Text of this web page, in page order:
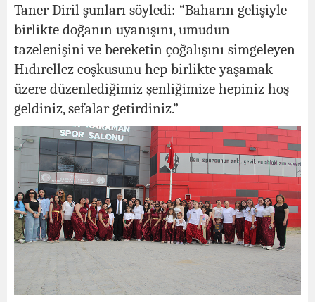
Taner Diril şunları söyledi: “Baharın gelişiyle
birlikte doğanın uyanışını, umudun
tazelenişini ve bereketin çoğalışını simgeleyen
Hıdırellez coşkusunu hep birlikte yaşamak
üzere düzenlediğimiz şenliğimize hepiniz hoş
geldiniz, sefalar getirdiniz.”